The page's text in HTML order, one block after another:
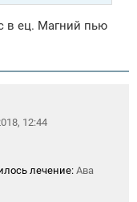
в ец. Магний пью
12:44
лечение: Ава